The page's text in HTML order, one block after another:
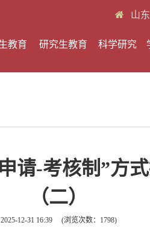
山
教育 研究生教育 科学研究
请-考核制”方
（二）
2025-12-31 16:39 (浏览次数： 1798)